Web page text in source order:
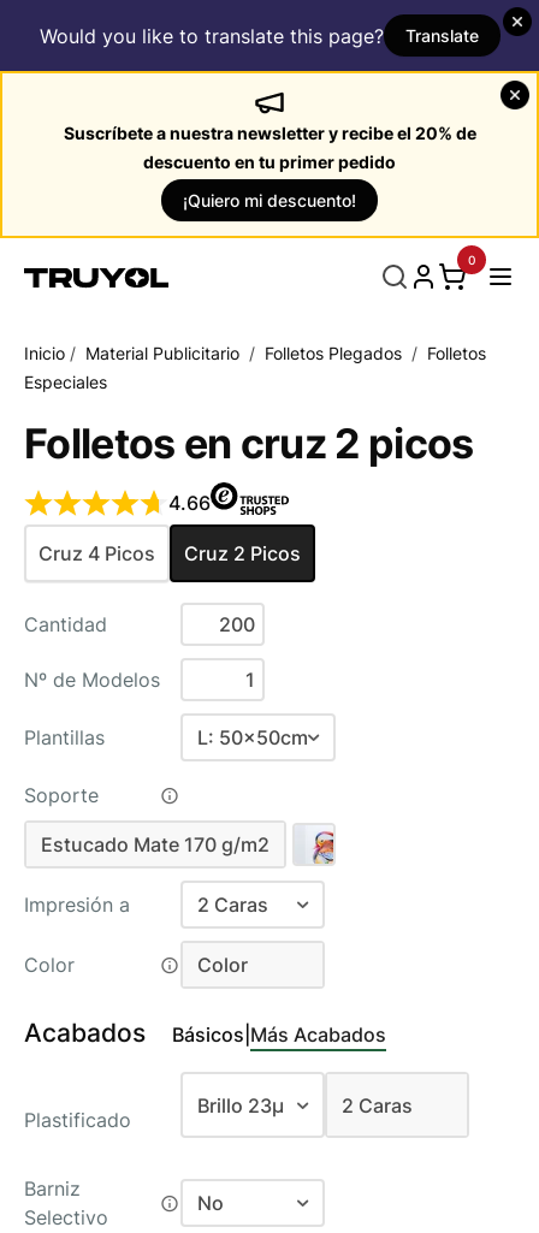
Would you like to translate this page? Translate
Suscríbete a nuestra newsletter y recibe el 20% de
descuento en tu primer pedido
¡Quiero mi descuento!
0
Inicio / Material Publicitario / Folletos Plegados / Folletos
Especiales
Folletos en cruz 2 picos
4.66
Cruz 4 Picos Cruz 2 Picos
Cantidad
Nº de Modelos
Plantillas
L: 50x50cm
M: 38,5x38,5cm
L: 50x50cm
Soporte
Estucado Mate 170 g/m2
Estucado Mate 170 g/m2
Impresión a
2 Caras
1 Cara
2 Caras
Color
Color
Acabados Básicos Más Acabados
Plastificado
Brillo 23µ
Brillo 23µ
2 Caras
Barniz
Selectivo
No